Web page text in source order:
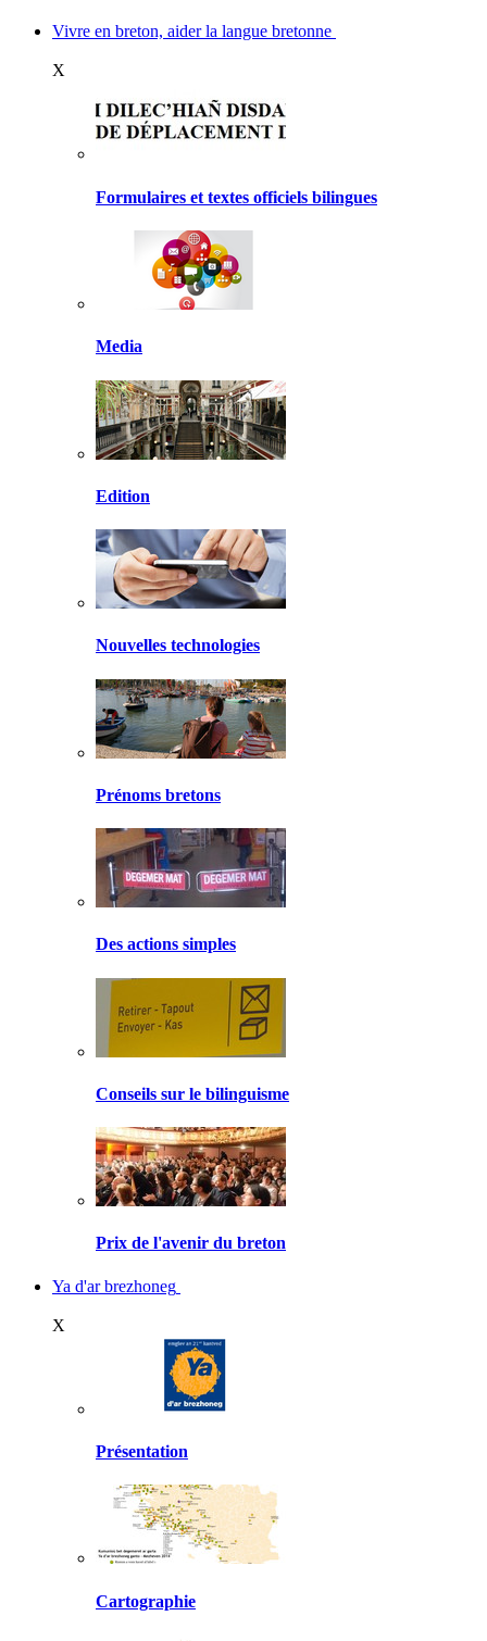
Vivre en breton, aider la langue bretonne
X
Formulaires et textes officiels bilingues
Media
Edition
Nouvelles technologies
Prénoms bretons
Des actions simples
Conseils sur le bilinguisme
Prix de l'avenir du breton
Ya d'ar brezhoneg
X
Présentation
Cartographie